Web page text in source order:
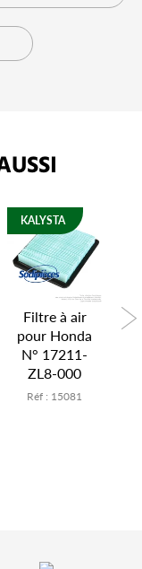
Filtre à air
pour Honda
N° 17211-
ZL8-000
Réf : 15081
KALYSTA